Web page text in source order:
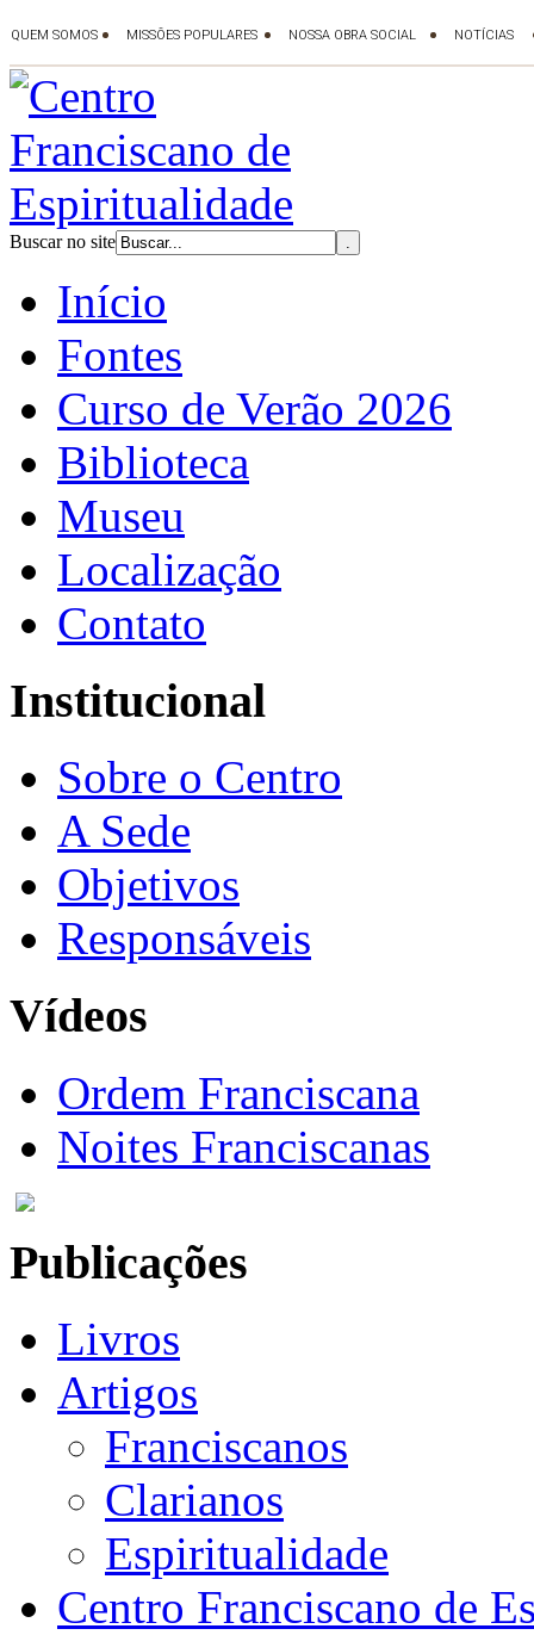
Buscar no site
Início
Fontes
Curso de Verão 2026
Biblioteca
Museu
Localização
Contato
Institucional
Sobre o Centro
A Sede
Objetivos
Responsáveis
Vídeos
Ordem Franciscana
Noites Franciscanas
Publicações
Livros
Artigos
Franciscanos
Clarianos
Espiritualidade
Centro Franciscano de